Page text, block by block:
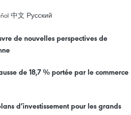
中文 Русский
de nouvelles perspectives de
de 18,7 % portée par le commerce
d’investissement pour les grands